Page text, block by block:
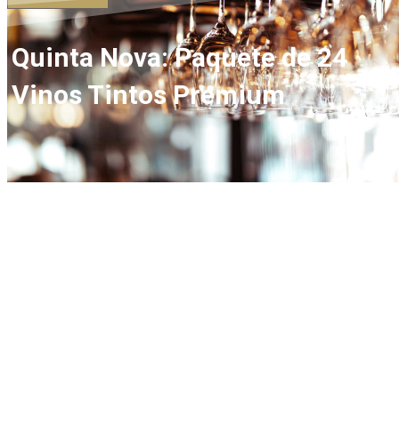
Quinta Nova: Paquete de 24
Vinos Tintos Premium